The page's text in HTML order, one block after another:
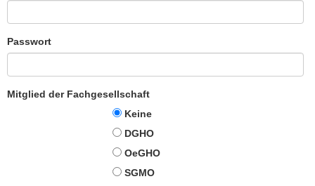
Passwort
Mitglied der Fachgesellschaft
Keine
DGHO
OeGHO
SGMO